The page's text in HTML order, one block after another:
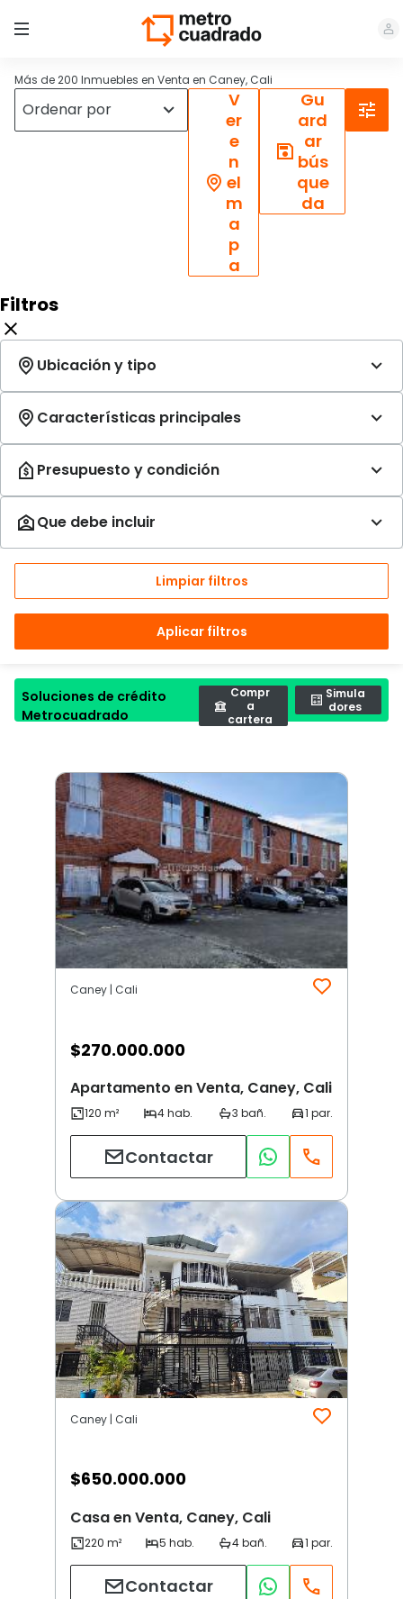
Más de 200 Inmuebles en Venta en Caney, Cali
V
er
e
n
el
m
a
p
a
Gu
ard
ar
bús
que
da
Filtros
Limpiar filtros
Aplicar filtros
Soluciones de crédito
Metrocuadrado
Compr
a
cartera
Simula
dores
Caney | Cali
$270.000.000
Apartamento en Venta, Caney, Cali
Contactar
Caney | Cali
$650.000.000
Casa en Venta, Caney, Cali
Contactar